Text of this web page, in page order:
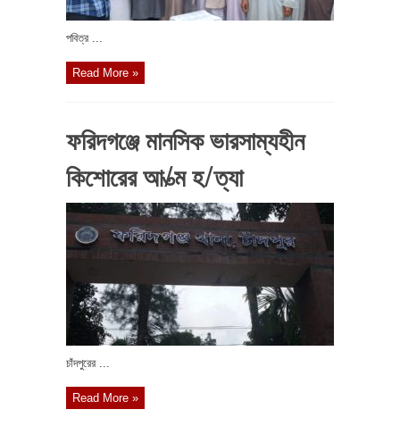
পবিত্র ...
Read More »
ফরিদগঞ্জে মানসিক ভারসাম্যহীন
কিশোরের আ/ত্ম হ/ত্যা
চাঁদপুরের ...
Read More »